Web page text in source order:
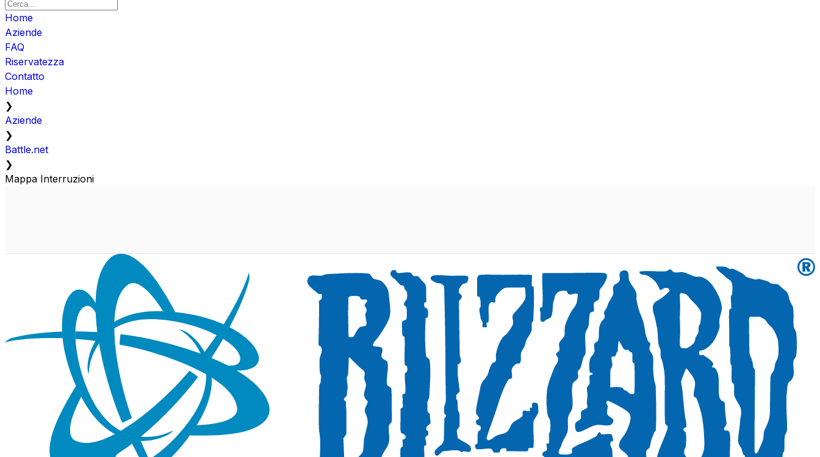
Home
Aziende
FAQ
Riservatezza
Contatto
Home
❯
Aziende
❯
Battle.net
❯
Mappa Interruzioni